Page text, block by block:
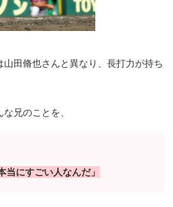
山田脩也さんと異なり、長打力が持ち
兄のことを、
当にすごい人なんだ」